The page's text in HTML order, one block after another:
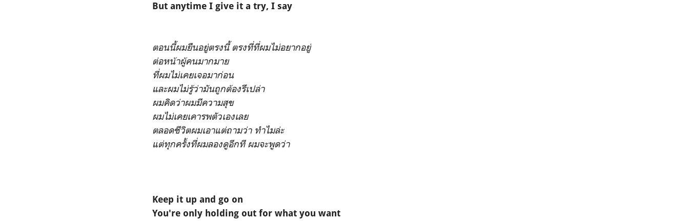
But anytime I give it a try, I say
ตอนนี้ผมยืนอยู่ตรงนี้ ตรงที่ที่ผมไม่อยากอยู่
ต่อหน้าผู้คนมากมาย
ที่ผมไม่เคยเจอมาก่อน
และผมไม่รู้ว่ามันถูกต้องรึเปล่า
ผมคิดว่าผมมีความสุข
ผมไม่เคยเคารพตัวเองเลย
ตลอดชีวิตผมเอาแต่ถามว่า ทำไมล่ะ
แต่ทุกครั้งที่ผมลองดูอีกที ผมจะพูดว่า
Keep it up and go on
You're only holding out for what you want